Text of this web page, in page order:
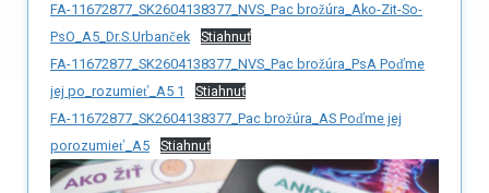
FA-11672877_SK2604138377_NVS_Pac brožúra_Ako-Zit-So-
PsO_A5_Dr.S.Urbanček
Stiahnuť
FA-11672877_SK2604138377_NVS_Pac brožúra_PsA Poďme
jej po_rozumieť_A5 1
Stiahnuť
FA-11672877_SK2604138377_Pac brožúra_AS Poďme jej
porozumieť_A5
Stiahnuť